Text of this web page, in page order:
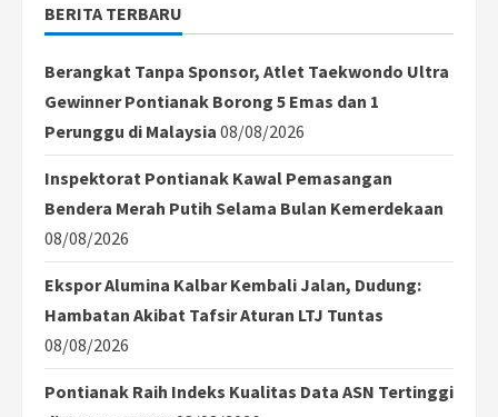
2025
BERITA TERBARU
Berangkat Tanpa Sponsor, Atlet Taekwondo Ultra
Gewinner Pontianak Borong 5 Emas dan 1
Perunggu di Malaysia 08/08/2026
Inspektorat Pontianak Kawal Pemasangan
Bendera Merah Putih Selama Bulan Kemerdekaan
08/08/2026
Ekspor Alumina Kalbar Kembali Jalan, Dudung:
Hambatan Akibat Tafsir Aturan LTJ Tuntas
08/08/2026
Pontianak Raih Indeks Kualitas Data ASN Tertinggi